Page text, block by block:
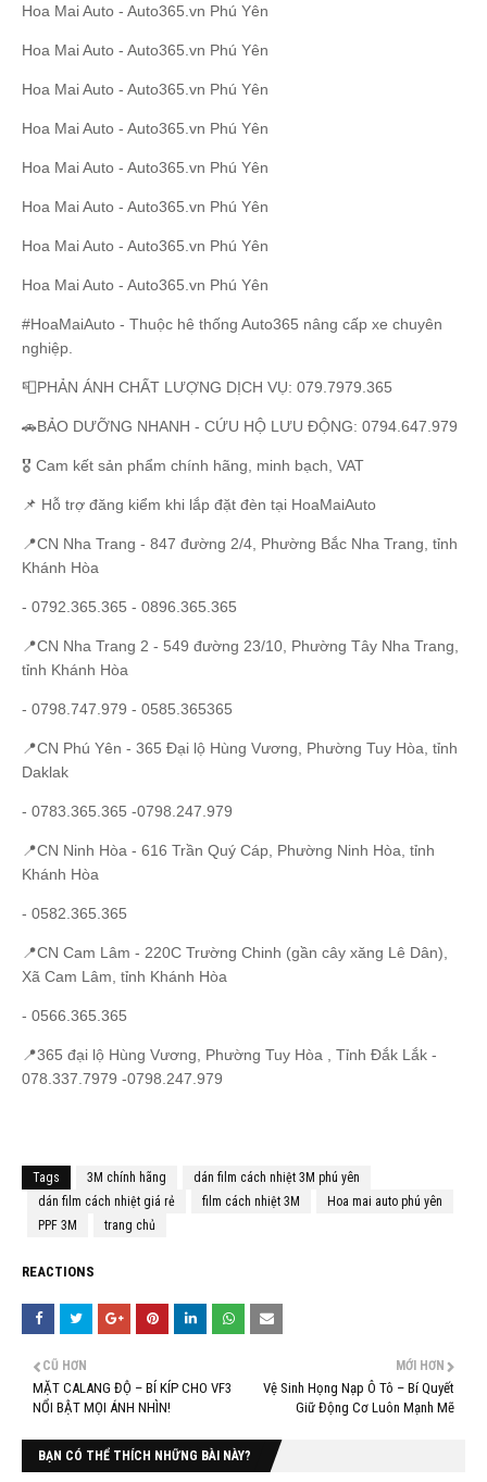
Hoa Mai Auto - Auto365.vn Phú Yên
Hoa Mai Auto - Auto365.vn Phú Yên
Hoa Mai Auto - Auto365.vn Phú Yên
Hoa Mai Auto - Auto365.vn Phú Yên
Hoa Mai Auto - Auto365.vn Phú Yên
Hoa Mai Auto - Auto365.vn Phú Yên
Hoa Mai Auto - Auto365.vn Phú Yên
Hoa Mai Auto - Auto365.vn Phú Yên
#HoaMaiAuto - Thuộc hê thống Auto365 nâng cấp xe chuyên
nghiệp.
📮PHẢN ÁNH CHẤT LƯỢNG DỊCH VỤ: 079.7979.365
🚗BẢO DƯỠNG NHANH - CỨU HỘ LƯU ĐỘNG: 0794.647.979
🎖️ Cam kết sản phẩm chính hãng, minh bạch, VAT
📌 Hỗ trợ đăng kiểm khi lắp đặt đèn tại HoaMaiAuto
📍CN Nha Trang - 847 đường 2/4, Phường Bắc Nha Trang, tỉnh
Khánh Hòa
- 0792.365.365 - 0896.365.365
📍CN Nha Trang 2 - 549 đường 23/10, Phường Tây Nha Trang,
tỉnh Khánh Hòa
- 0798.747.979 - 0585.365365
📍CN Phú Yên - 365 Đại lộ Hùng Vương, Phường Tuy Hòa, tỉnh
Daklak
- 0783.365.365 -0798.247.979
📍CN Ninh Hòa - 616 Trần Quý Cáp, Phường Ninh Hòa, tỉnh
Khánh Hòa
- 0582.365.365
📍CN Cam Lâm - 220C Trường Chinh (gần cây xăng Lê Dân),
Xã Cam Lâm, tỉnh Khánh Hòa
- 0566.365.365
📍365 đại lộ Hùng Vương, Phường Tuy Hòa , Tỉnh Đắk Lắk -
078.337.7979 -0798.247.979
Tags 3M chính hãng
dán film cách nhiệt 3M phú yên
dán film cách nhiệt giá rẻ
film cách nhiệt 3M
Hoa mai auto phú yên
PPF 3M
trang chủ
REACTIONS
MỚI HƠN
Vệ Sinh Họng Nạp Ô Tô – Bí Quyết
Giữ Động Cơ Luôn Mạnh Mẽ
CŨ HƠN
MẶT CALANG ĐỘ – BÍ KÍP CHO VF3
NỔI BẬT MỌI ÁNH NHÌN!
BẠN CÓ THỂ THÍCH NHỮNG BÀI NÀY?